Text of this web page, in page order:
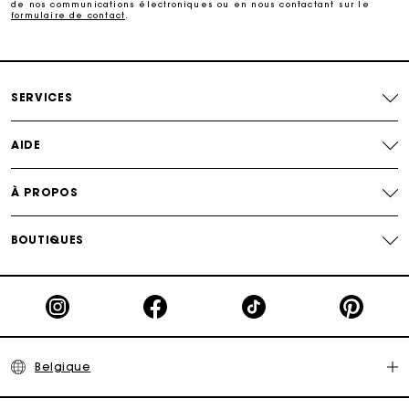
Livraison à domicile offerte sous 2 à 3 jours ouvrés.
Paiement en 4x fois sans frais
de nos communications électroniques ou en nous contactant sur le
formulaire de contact
SERVICES
AIDE
À PROPOS
BOUTIQUES
Belgique